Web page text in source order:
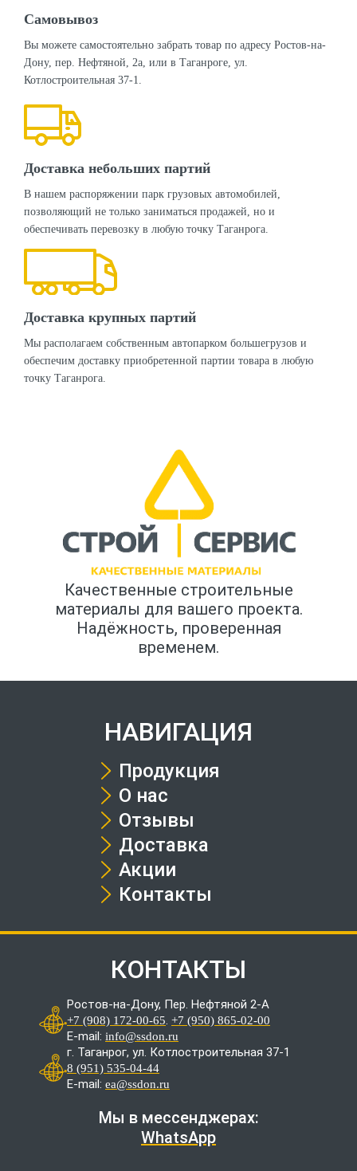
Самовывоз
Вы можете самостоятельно забрать товар по адресу Ростов-на-
Дону, пер. Нефтяной, 2а, или в Таганроге, ул.
Котлостроительная 37-1.
Доставка небольших партий
В нашем распоряжении парк грузовых автомобилей,
позволяющий не только заниматься продажей, но и
обеспечивать перевозку в любую точку Таганрога.
Доставка крупных партий
Мы располагаем собственным автопарком большегрузов и
обеспечим доставку приобретенной партии товара в любую
точку Таганрога.
Качественные строительные
материалы для вашего проекта.
Надёжность, проверенная
временем.
НАВИГАЦИЯ
Продукция
О нас
Отзывы
Доставка
Акции
Контакты
КОНТАКТЫ
Ростов-на-Дону, Пер. Нефтяной 2-А
+7 (908) 172-00-65. +7 (950) 865-02-00
E-mail: info@ssdon.ru
г. Таганрог, ул. Котлостроительная 37-1
8 (951) 535-04-44
E-mail: ea@ssdon.ru
Мы в мессенджерах:
WhatsApp